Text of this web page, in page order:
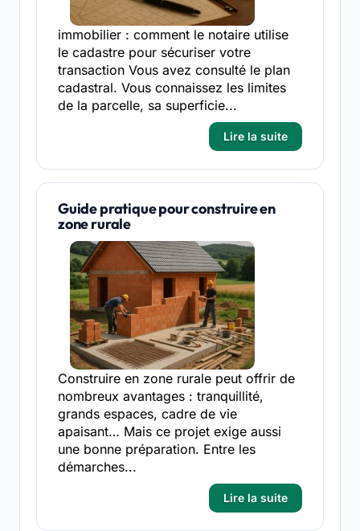
immobilier : comment le notaire utilise
le cadastre pour sécuriser votre
transaction Vous avez consulté le plan
cadastral. Vous connaissez les limites
de la parcelle, sa superficie...
Lire la suite
Guide pratique pour construire en
zone rurale
Construire en zone rurale peut offrir de
nombreux avantages : tranquillité,
grands espaces, cadre de vie
apaisant… Mais ce projet exige aussi
une bonne préparation. Entre les
démarches...
Lire la suite